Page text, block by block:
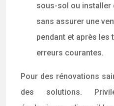
sous-sol ou installer
sans assurer une
pendant et après les
erreurs courantes.
Pour des rénovations
des solutions.